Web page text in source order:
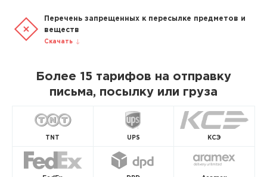
Перечень запрещенных к пересылке предметов и
веществ
Скачать
Более 15 тарифов на отправку
письма, посылку или груза
TNT UPS КСЭ